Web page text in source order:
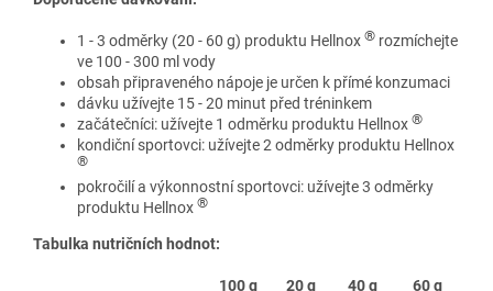
1 - 3 odměrky (20 - 60 g) produktu Hellnox ® rozmíchejte
ve 100 - 300 ml vody
obsah připraveného nápoje je určen k přímé konzumaci
dávku užívejte 15 - 20 minut před tréninkem
začátečníci: užívejte 1 odměrku produktu Hellnox ®
kondiční sportovci: užívejte 2 odměrky produktu Hellnox
®
pokročilí a výkonnostní sportovci: užívejte 3 odměrky
produktu Hellnox ®
Tabulka nutričních hodnot:
100 g 20 g 40 g 60 g